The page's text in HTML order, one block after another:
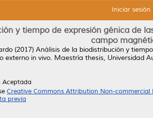
Iniciar sesión
y tiempo de expresión génica de
campo
(2017) Análisis de la biodistribución y
externo in vivo. Maestría thesis, Universidad
Aceptada
Creative Commons Attribution Non-commercial
previa